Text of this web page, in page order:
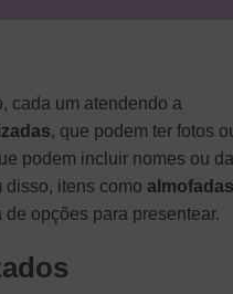
cada um atendendo a
, que podem ter fotos
podem incluir nomes ou
disso, itens como almofadas
opções para presentear.